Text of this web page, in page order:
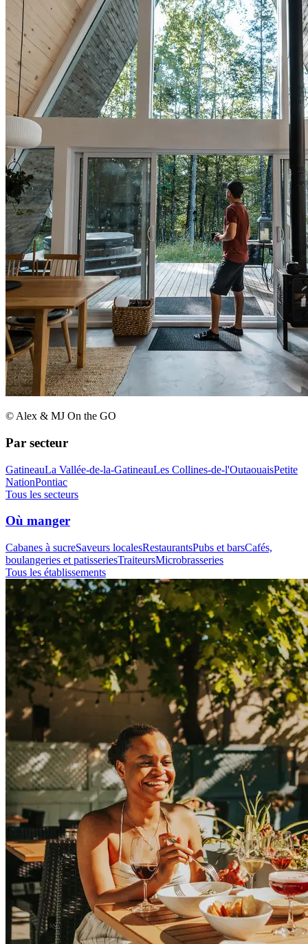
© Alex & MJ On the GO
Par secteur
GatineauLa Vallée-de-la-GatineauLes Collines-de-l'OutaouaisPetite
NationPontiac
Tous les secteurs
Où manger
Cabanes à sucreSaveurs localesRestaurantsPubs et barsCafés,
boulangeries et patisseriesTraiteursMicrobrasseries
Tous les établissements